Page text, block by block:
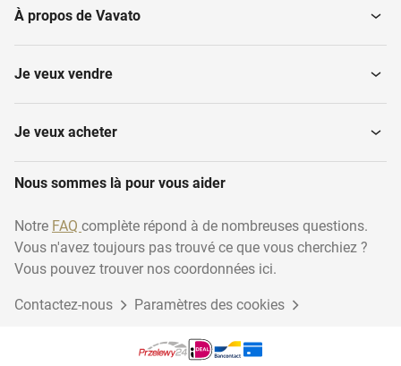
Garages
Terrains constructibles
Logement inférieur +
supérieur
À propos de Vavato
Je veux vendre
Je veux acheter
Nous sommes là pour vous aider
Notre FAQ complète répond à de nombreuses questions.
Vous n'avez toujours pas trouvé ce que vous cherchiez ?
Vous pouvez trouver nos coordonnées ici.
Contactez-nous Paramètres des cookies